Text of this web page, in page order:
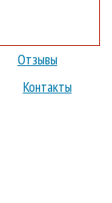
Отзывы
Контакты